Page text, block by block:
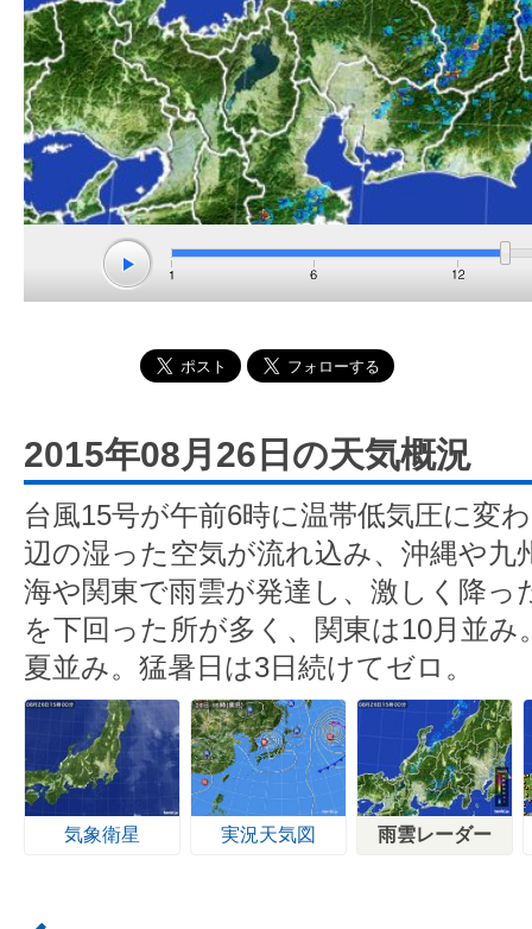
2015年08月26日の天気概況
台風15号が午前6時に温帯低気圧に変
辺の湿った空気が流れ込み、沖縄や九
海や関東で雨雲が発達し、激しく降っ
を下回った所が多く、関東は10月並み
夏並み。猛暑日は3日続けてゼロ。
気象衛星 実況天気図 雨雲レーダー